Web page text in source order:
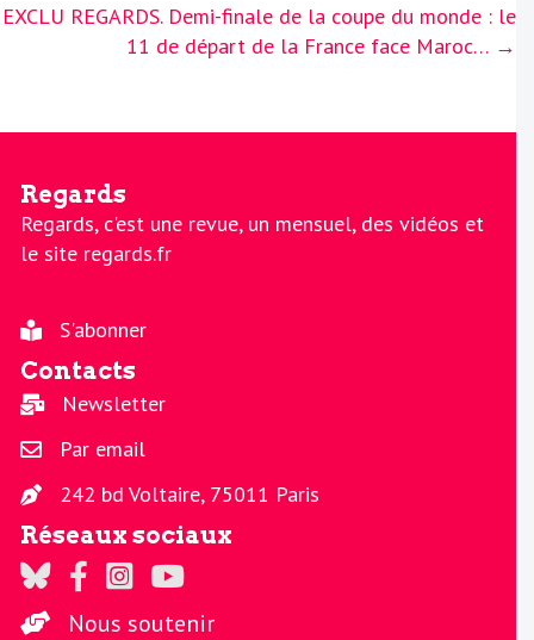
EXCLU REGARDS. Demi-finale de la coupe du monde : le
11 de départ de la France face Maroc… →
Regards
Regards, c'est une revue, un mensuel, des vidéos et
le site regards.fr
S'abonner
Contacts
Newsletter
Par email
242 bd Voltaire, 75011 Paris
Réseaux sociaux
Regards sur Twitter
Regards sur Facebook
Regards sur Instagram
La chaine Regards sur Youtube
Nous soutenir